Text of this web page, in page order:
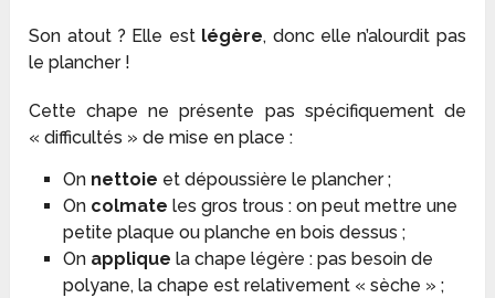
Son atout ? Elle estlégère, donc elle n’alourdit pas
le plancher !
Cette chape ne présente pas spécifiquement de
« difficultés » de mise en place :
On nettoie et dépoussière le plancher ;
On colmate les gros trous : on peut mettre une
petite plaque ou planche en bois dessus ;
On applique la chape légère : pas besoin de
polyane, la chape est relativement « sèche » ;